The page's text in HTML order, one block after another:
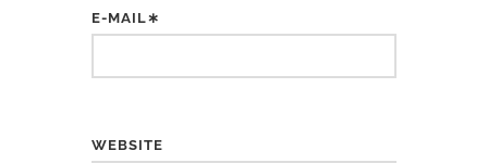
E-MAIL∗
WEBSITE